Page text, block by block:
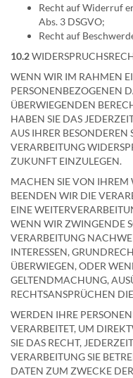
Recht auf Widerruf
Abs. 3 DSGVO;
Recht auf
10.2
WENN WIR IM RAHMEN
PERSONENBEZOGENEN
ÜBERWIEGENDEN
HABEN SIE DAS
AUS IHRER BESONDEREN
VERARBEITUNG
ZUKUNFT EINZULEGEN.
MACHEN SIE VON IHREM
BEENDEN WIR DIE
EINE
WENN WIR ZWINGENDE
VERARBEITUNG
INTERESSEN,
ÜBERWIEGEN, ODER
GELTENDMACHUNG,
RECHTSANSPRÜCHEN
WERDEN IHRE
VERARBEITET, UM
SIE DAS RECHT,
VERARBEITUNG SIE
DATEN ZUM ZWECKE